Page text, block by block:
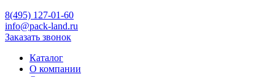
8(495) 127-01-60
info@pack-land.ru
Заказать звонок
Каталог
О компании